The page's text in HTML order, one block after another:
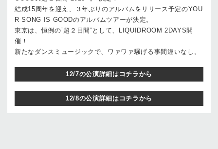
結成15周年を迎え、３年ぶりのアルバムをリリース予定のYOU
R SONG IS GOODのアルバムツアーが決定。
東京は、恒例の”超２日間”として、LIQUIDROOM 2DAYS開
催！
新たなダンスミュージックで、ワァワァ騒げる事間違いなし。
12/7の公演詳細はコチラから
12/8の公演詳細はコチラから